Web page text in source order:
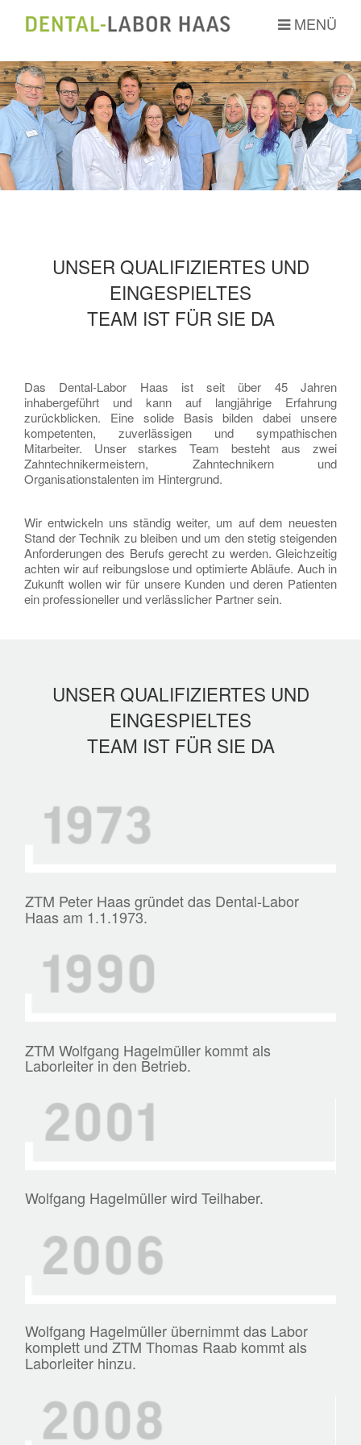
MENÜ
UNSER QUALIFIZIERTES UND
EINGESPIELTES
TEAM IST FÜR SIE DA
Das Dental-Labor Haas ist seit über 45 Jahren
inhabergeführt und kann auf langjährige Erfahrung
zurückblicken. Eine solide Basis bilden dabei unsere
kompetenten, zuverlässigen und sympathischen
Mitarbeiter. Unser starkes Team besteht aus zwei
Zahntechnikermeistern, Zahntechnikern und
Organisationstalenten im Hintergrund.
Wir entwickeln uns ständig weiter, um auf dem neuesten
Stand der Technik zu bleiben und um den stetig steigenden
Anforderungen des Berufs gerecht zu werden. Gleichzeitig
achten wir auf reibungslose und optimierte Abläufe. Auch in
Zukunft wollen wir für unsere Kunden und deren Patienten
ein professioneller und verlässlicher Partner sein.
UNSER QUALIFIZIERTES UND
EINGESPIELTES
TEAM IST FÜR SIE DA
ZTM Peter Haas gründet das Dental-Labor
Haas am 1.1.1973.
ZTM Wolfgang Hagelmüller kommt als
Laborleiter in den Betrieb.
Wolfgang Hagelmüller wird Teilhaber.
Wolfgang Hagelmüller übernimmt das Labor
komplett und ZTM Thomas Raab kommt als
Laborleiter hinzu.